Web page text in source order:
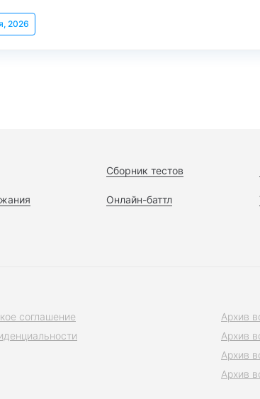
2026
Сборник тестов
Онлайн-баттл
соглашение
Архив
Архив
Архив
Архив